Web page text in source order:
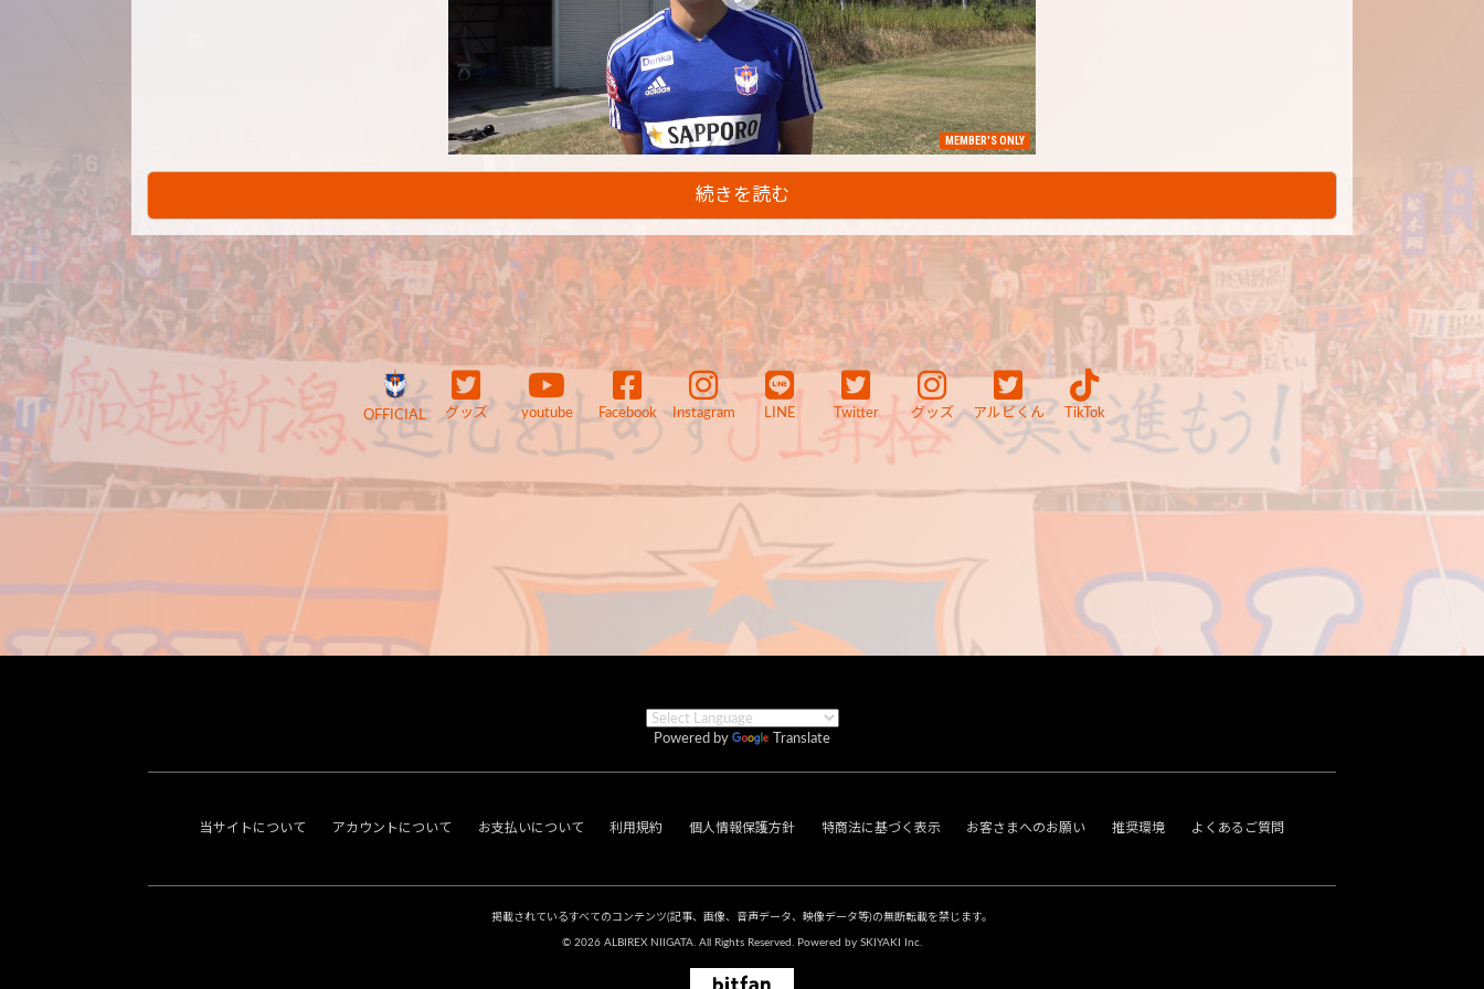
MEMBER'S ONLY
続きを読む
OFFICIAL グッズ youtube Facebook Instagram LINE Twitter グッズ アルビくん TikTok
Powered by Translate
当サイトについて アカウントについて お支払いについて 利用規約 個人情報保護方針 特商法に基づく表示 お客さまへのお願い 推奨環境 よくあるご質問
掲載されているすべてのコンテンツ(記事、画像、音声データ、映像データ等)の無断転載を禁じます。
© 2026 ALBIREX NIIGATA. All Rights Reserved. Powered by SKIYAKI Inc.